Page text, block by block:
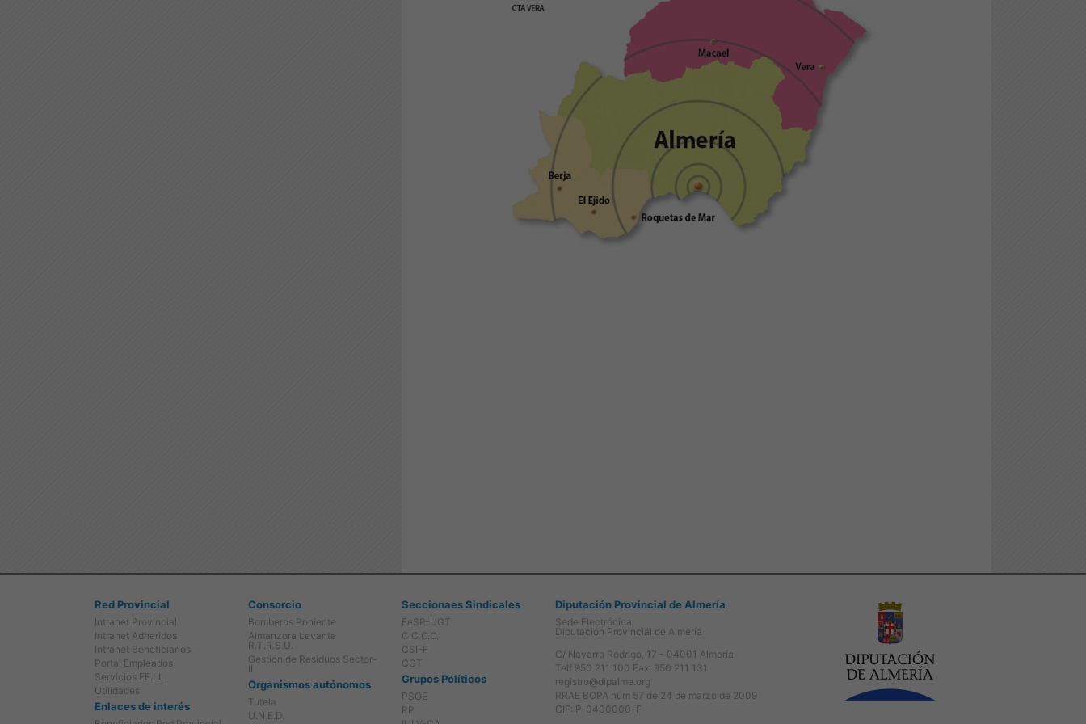
Red Provincial
Intranet Provincial
Intranet Adheridos
Intranet Beneficiarios
Portal Empleados
Servicios EE.LL.
Utilidades
Enlaces de interés
Consorcio
Bomberos Poniente
Almanzora Levante
R.T.R.S.U.
Gestión de Residuos Sector-
II
Organismos autónomos
Tutela
U.N.E.D.
Seccionaes Sindicales
FeSP-UGT
C.C.O.O.
CSI-F
CGT
Grupos Políticos
PSOE
PP
Diputación Provincial de Almería
Sede Electrónica
Diputación Provincial de Almería
C/ Navarro Rodrigo, 17 - 04001 Almería
Telf 950 211 100 Fax: 950 211 131
registro@dipalme.org
RRAE BOPA núm 57 de 24 de marzo de 2009
CIF: P-0400000-F